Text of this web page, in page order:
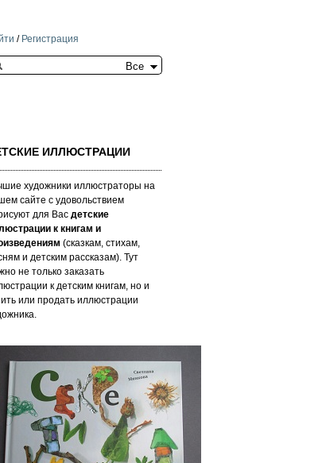
/ Регистрация
this site
ИЛЛЮСТРАЦИИ
художники иллюстраторы на
сайте с удовольствием
для Вас детские
к книгам и
(сказкам, стихам,
и детским рассказам). Тут
не только заказать
к детским книгам, но и
или продать иллюстрации